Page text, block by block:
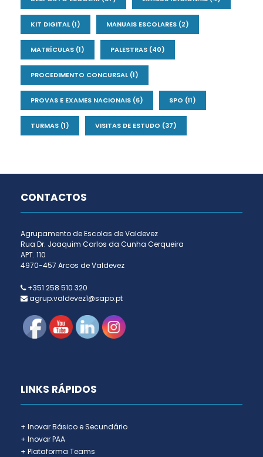
KIT DIGITAL(1) MANUAIS ESCOLARES (2)
MATRÍCULAS (1) PALESTRAS (40)
PROCEDIMENTO CONCURSAL(1)
PROVAS E EXAMES NACIONAIS (6) SPO (11)
TURMAS (1) VISITAS DE ESTUDO (37)
CONTACTOS
Agrupamento de Escolas de Valdevez
Rua Dr. Joaquim Carlos da Cunha Cerqueira
APT. 110
4970-457 Arcos de Valdevez
+351 258 510 320
agrup.valdevez1@sapo.pt
LINKS RÁPIDOS
+ Inovar Básico e Secundário
+ Inovar PAA
+ Plataforma Teams